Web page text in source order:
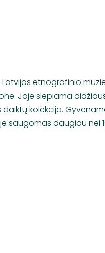
Latvijos etnografinio
Joje slepiama
kolekcija.
saugomas daugiau nei